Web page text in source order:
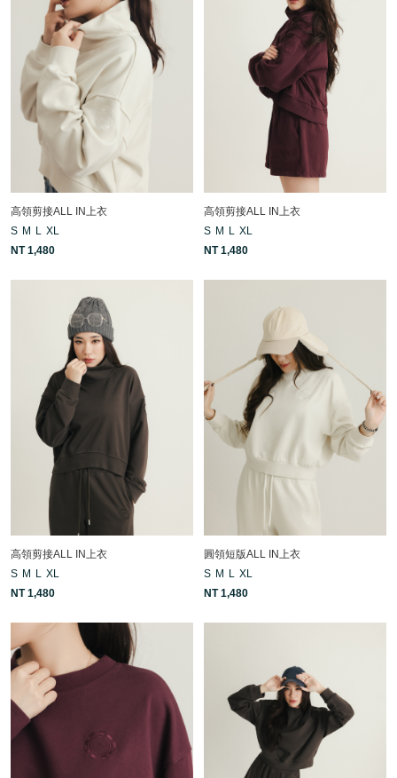
高領剪接ALL IN上衣
S M L XL
NT 1,480
高領剪接ALL IN上衣
S M L XL
NT 1,480
高領剪接ALL IN上衣
S M L XL
NT 1,480
圓領短版ALL IN上衣
S M L XL
NT 1,480